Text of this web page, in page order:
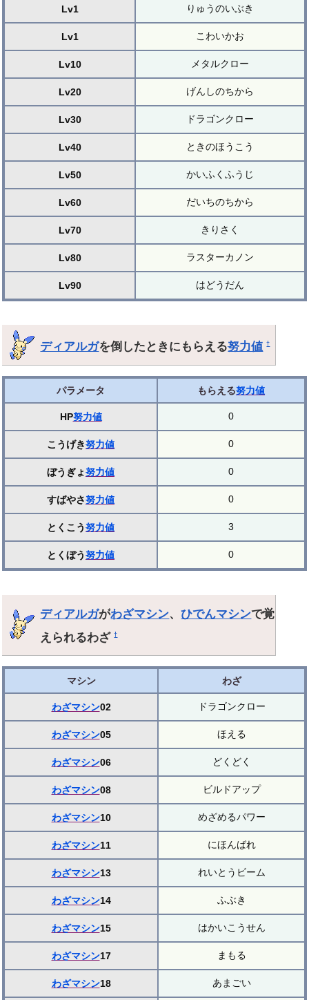
Lv1 りゅうのいぶき
Lv1 こわいかお
Lv10 メタルクロー
Lv20 げんしのちから
Lv30 ドラゴンクロー
Lv40 ときのほうこう
Lv50 かいふくふうじ
Lv60 だいちのちから
Lv70 きりさく
Lv80 ラスターカノン
Lv90 はどうだん
ディアルガを倒したときにもらえる努力値 †
パラメータ もらえる努力値
HP努力値 0
こうげき努力値 0
ぼうぎょ努力値 0
すばやさ努力値 0
とくこう努力値 3
とくぼう努力値 0
ディアルガがわざマシン、ひでんマシンで覚
えられるわざ†
マシン わざ
わざマシン02 ドラゴンクロー
わざマシン05 ほえる
わざマシン06 どくどく
わざマシン08 ビルドアップ
わざマシン10 めざめるパワー
わざマシン11 にほんばれ
わざマシン13 れいとうビーム
わざマシン14 ふぶき
わざマシン15 はかいこうせん
わざマシン17 まもる
わざマシン18 あまごい